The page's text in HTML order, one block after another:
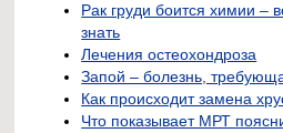
Рак груди боится химии –
знать
Лечения остеохондроза
Запой – болезнь,
Как происходит замена
Что показывает МРТ